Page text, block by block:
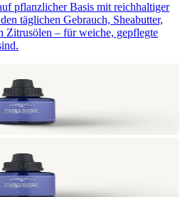
pflanzlicher Basis mit reichhaltiger
täglichen Gebrauch, Sheabutter,
Zitrusölen – für weiche, gepflegte